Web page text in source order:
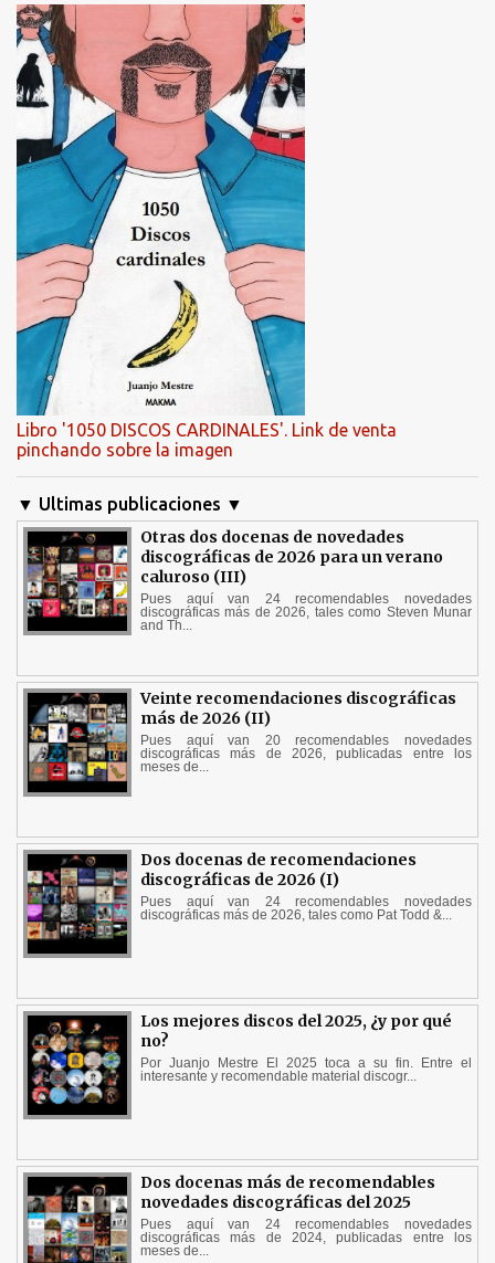
Libro '1050 DISCOS CARDINALES'. Link de venta
pinchando sobre la imagen
▼ Ultimas publicaciones ▼
Otras dos docenas de novedades
discográficas de 2026 para un verano
caluroso (III)
Pues aquí van 24 recomendables novedades
discográficas más de 2026, tales como Steven Munar
and Th...
Veinte recomendaciones discográficas
más de 2026 (II)
Pues aquí van 20 recomendables novedades
discográficas más de 2026, publicadas entre los
meses de...
Dos docenas de recomendaciones
discográficas de 2026 (I)
Pues aquí van 24 recomendables novedades
discográficas más de 2026, tales como Pat Todd &...
Los mejores discos del 2025, ¿y por qué
no?
Por Juanjo Mestre El 2025 toca a su fin. Entre el
interesante y recomendable material discogr...
Dos docenas más de recomendables
novedades discográficas del 2025
Pues aquí van 24 recomendables novedades
discográficas más de 2024, publicadas entre los
meses de...